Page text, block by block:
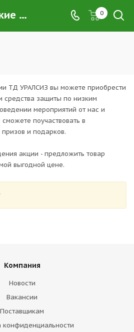
Акция — низкие цены на спецодежду, спецобувь и средства индивидуальной защиты | ТД УРАЛСИЗ 0
ТД УРАЛСИЗ вы можете приобрести
средства защиты по низким
мероприятий от нас и
поучаствовать в
и подарков.
акции - предложить товар
выгодной цене.
Компания
Новости
Вакансии
Поставщикам
конфиденциальности